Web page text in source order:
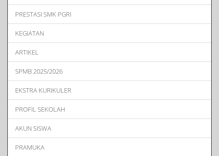
PRESTASI SMK PGRI
KEGIATAN
ARTIKEL
SPMB 2025/2026
EKSTRA KURIKULER
PROFIL SEKOLAH
AKUN SISWA
PRAMUKA